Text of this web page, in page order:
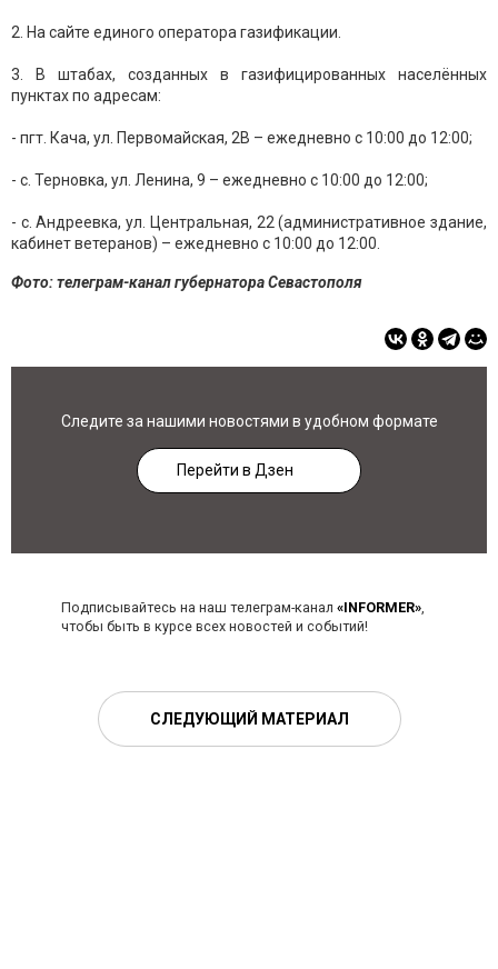
2. На сайте единого оператора газификации.
3. В штабах, созданных в газифицированных населённых
пунктах по адресам:
- пгт. Кача, ул. Первомайская, 2В – ежедневно с 10:00 до 12:00;
- с. Терновка, ул. Ленина, 9 – ежедневно с 10:00 до 12:00;
- с. Андреевка, ул. Центральная, 22 (административное здание,
кабинет ветеранов) – ежедневно с 10:00 до 12:00.
Фото: телеграм-канал губернатора Севастополя
Следите за нашими новостями в удобном формате
Перейти в Дзен
Подписывайтесь на наш телеграм-канал «INFORMER»,
чтобы быть в курсе всех новостей и событий!
СЛЕДУЮЩИЙ МАТЕРИАЛ